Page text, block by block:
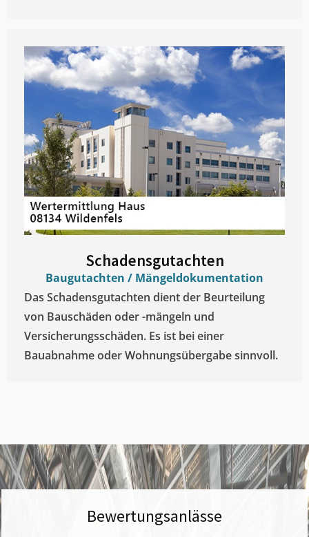
Schadensgutachten
Baugutachten / Mängeldokumentation
Das Schadensgutachten dient der Beurteilung
von Bauschäden oder -mängeln und
Versicherungsschäden. Es ist bei einer
Bauabnahme oder Wohnungsübergabe sinnvoll.
Bewertungsanlässe